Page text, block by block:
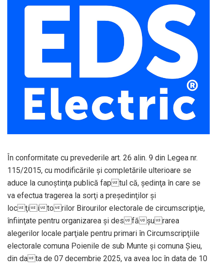
În conformitate cu prevederile art. 26 alin. 9 din Legea nr.
115/2015, cu modificările şi completările ulterioare se
aduce la cunoştinţa publică faptul că, şedinţa în care se
va efectua tragerea la sorţi a preşedinţilor şi
locţiitorilor Birourilor electorale de circumscripţie,
înfiinţate pentru organizarea şi desfăşurarea
alegerilor locale parţiale pentru primari în Circumscripţiile
electorale comuna Poienile de sub Munte şi comuna Şieu,
din data de 07 decembrie 2025, va avea loc în data de 10